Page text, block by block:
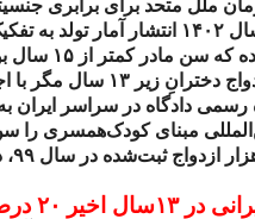
ملل متحد برای برابری
۱۴۰۲ انتشار آمار تولد
که سن مادر کمتر از ۱۵ سال
دخترانِ زیر ۱۳ سال مگر با
رسمی دادگاه در سراسر
مبنای کودک‌همسری را
ازدواج ثبت‌شده در سال ۹۹،
در۱۳سال اخیر ۲۰